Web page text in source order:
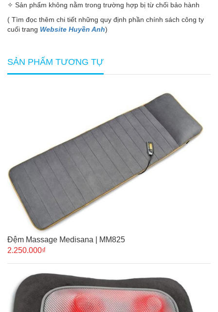
✧ Sản phẩm không nằm trong trường hợp bị từ chối bảo hành
( Tìm đọc thêm chi tiết những quy định phần chính sách công ty
cuối trang Website Huyền Anh)
SẢN PHẨM TƯƠNG TỰ
Đệm Massage Medisana | MM825
2.250.000₫